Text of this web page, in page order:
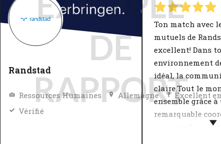
Randstad
Ressources Humaines Allemagne
Excellent
Vérifié
Ton match avec
mutuels de
excellent! Dans
environnement
idéal, la
claire.Tout le
ensemble grâce à
remarquable
une grande
DE
RAPPORT